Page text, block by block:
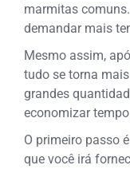
marmitas
demandar mais
Mesmo assim,
tudo se torna
grandes
economizar
O primeiro passo
que você irá